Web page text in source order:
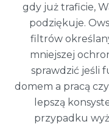
gdy już traficie,
podziękuje.
filtrów
mniejszej
sprawdzić jeśli
domem a pracą
lepszą
przypadku